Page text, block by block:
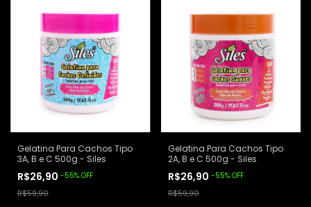
Gelatina Para Cachos Tipo
3A, B e C 500g - Siles
R$26,90 -55% OFF
R$59,90
Gelatina Para Cachos Tipo
2A, B e C 500g - Siles
R$26,90 -55% OFF
R$59,90